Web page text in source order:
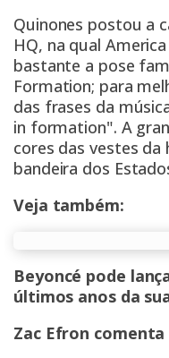
Quinones postou a
HQ, na qual
bastante a pose
Formation; para
das frases da
in formation". A
cores das vestes da
bandeira dos
Veja também:
Beyoncé pode
últimos anos da
Zac Efron